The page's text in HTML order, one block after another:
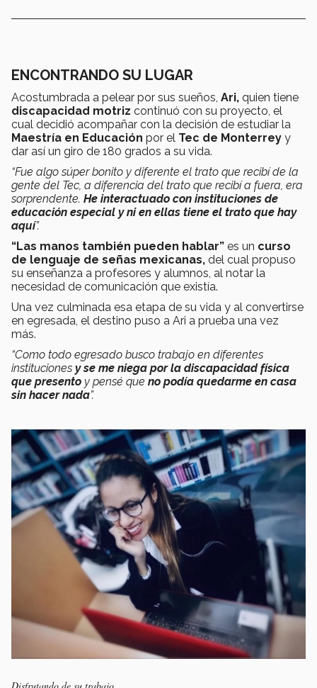
ENCONTRANDO SU LUGAR
Acostumbrada a pelear por sus sueños, Ari, quien tiene
discapacidad motriz continuó con su proyecto, el
cual decidió acompañar con la decisión de estudiar la
Maestría en Educación por el Tec de Monterrey y
dar así un giro de 180 grados a su vida.
“Fue algo súper bonito y diferente el trato que recibí de la
gente del Tec, a diferencia del trato que recibí a fuera, era
sorprendente. He interactuado con instituciones de
educación especial y ni en ellas tiene el trato que hay
aquí”.
“Las manos también pueden hablar” es un curso
de lenguaje de señas mexicanas, del cual propuso
su enseñanza a profesores y alumnos, al notar la
necesidad de comunicación que existía.
Una vez culminada esa etapa de su vida y al convertirse
en egresada, el destino puso a Ari a prueba una vez
más.
“Como todo egresado busco trabajo en diferentes
instituciones y se me niega por la discapacidad física
que presento y pensé que no podía quedarme en casa
sin hacer nada”.